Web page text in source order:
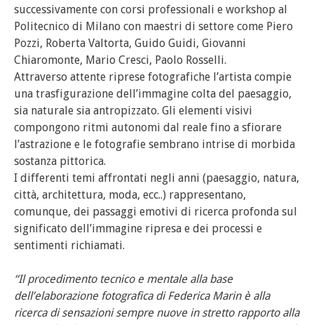
successivamente con corsi professionali e workshop al
Politecnico di Milano con maestri di settore come Piero
Pozzi, Roberta Valtorta, Guido Guidi, Giovanni
Chiaromonte, Mario Cresci, Paolo Rosselli.
Attraverso attente riprese fotografiche l’artista compie
una trasfigurazione dell’immagine colta del paesaggio,
sia naturale sia antropizzato. Gli elementi visivi
compongono ritmi autonomi dal reale fino a sfiorare
l’astrazione e le fotografie sembrano intrise di morbida
sostanza pittorica.
I differenti temi affrontati negli anni (paesaggio, natura,
città, architettura, moda, ecc..) rappresentano,
comunque, dei passaggi emotivi di ricerca profonda sul
significato dell’immagine ripresa e dei processi e
sentimenti richiamati.
“Il procedimento tecnico e mentale alla base
dell’elaborazione fotografica di Federica Marin è alla
ricerca di sensazioni sempre nuove in stretto rapporto alla